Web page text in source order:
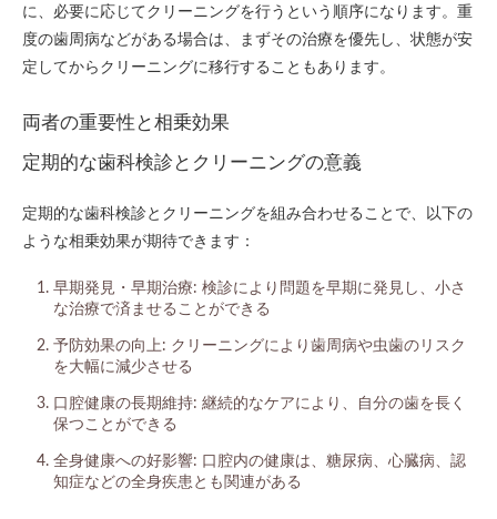
に、必要に応じてクリーニングを行うという順序になります。重
度の歯周病などがある場合は、まずその治療を優先し、状態が安
定してからクリーニングに移行することもあります。
両者の重要性と相乗効果
定期的な歯科検診とクリーニングの意義
定期的な歯科検診とクリーニングを組み合わせることで、以下の
ような相乗効果が期待できます：
早期発見・早期治療: 検診により問題を早期に発見し、小さ
な治療で済ませることができる
予防効果の向上: クリーニングにより歯周病や虫歯のリスク
を大幅に減少させる
口腔健康の長期維持: 継続的なケアにより、自分の歯を長く
保つことができる
全身健康への好影響: 口腔内の健康は、糖尿病、心臓病、認
知症などの全身疾患とも関連がある